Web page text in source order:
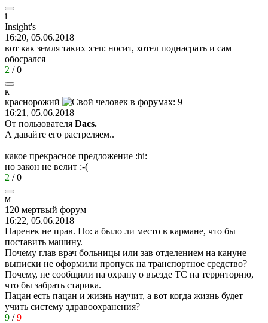
i
Insight's
16:20, 05.06.2018
вот как земля таких :cen: носит, хотел поднасрать и сам
обосрался
2 /0
к
краснорожий
16:21, 05.06.2018
От пользователя Dасs.
А давайте его растреляем..
какое прекрасное предложение :hi:
но закон не велит :-(
2 /0
м
120 мертвый форум
16:22, 05.06.2018
Паренек не прав. Но: а было ли место в кармане, что бы
поставить машину.
Почему глав врач больницы или зав отделением на кануне
выписки не оформили пропуск на транспортное средство?
Почему, не сообщили на охрану о въезде ТС на территорию,
что бы забрать старика.
Пацан есть пацан и жизнь научит, а вот когда жизнь будет
учить систему здравоохранения?
9 /9